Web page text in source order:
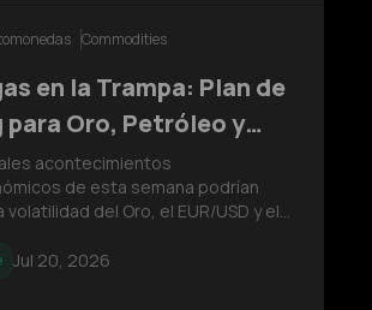
Commodities
en la Trampa: Plan de
para Oro, Petróleo y
Antes del BCE
acontecimientos
de esta semana podrían
volatilidad del Oro, el EUR/USD y el
de trading más comunes y por qué
Jul 20, 2026